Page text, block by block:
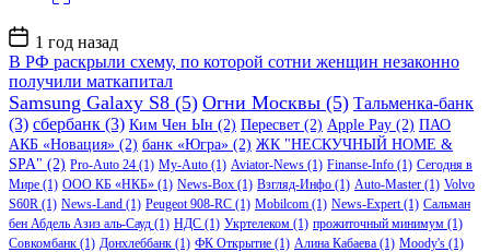
Дата
записи
1 год назад
В РФ раскрыли схему, по которой сотни женщин незаконно
получили маткапитал
Samsung Galaxy S8 (5) Огни Москвы (5) Тальменка-банк
(3) сбербанк (3) Ким Чен Ын (2) Пересвет (2) Apple Pay (2) ПАО
АКБ «Новация» (2) банк «Югра» (2) ЖК "НЕСКУЧНЫЙ HOME &
SPA" (2) Pro-Auto 24 (1) My-Auto (1) Aviator-News (1) Finanse-Info (1) Сегодня в
Мире (1) ООО КБ «НКБ» (1) News-Box (1) Взгляд-Инфо (1) Auto-Master (1) Volvo
S60R (1) News-Land (1) Peugeot 908-RC (1) Mobilcom (1) News-Expert(1) Сальман
бен Абдель Азиз аль-Сауд (1) НДС (1) Укртелеком (1) прожиточный минимум (1)
Совкомбанк (1) Донхлеббанк (1) ФК Открытие (1) Алина Кабаева (1) Moody's (1)